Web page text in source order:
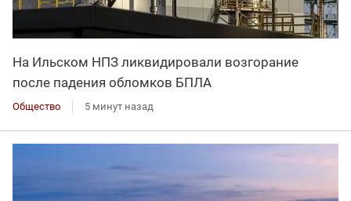
На Ильском НПЗ ликвидировали возгорание
после падения обломков БПЛА
Общество 5 минут назад